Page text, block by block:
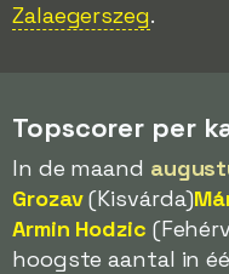
Zalaegerszeg.
Topscorer per
In de maand
Grozav(Kisvárda)
Armin Hodzic
hoogste aantal in